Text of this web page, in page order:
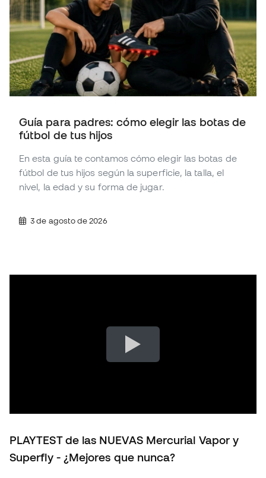
Guía para padres: cómo elegir las botas de
fútbol de tus hijos
En esta guía te contamos cómo elegir las botas de
fútbol de tus hijos según la superficie, la talla, el
nivel, la edad y su forma de jugar.
3 de agosto de 2026
PLAYTEST de las NUEVAS Mercurial Vapor y
Superfly - ¿Mejores que nunca?